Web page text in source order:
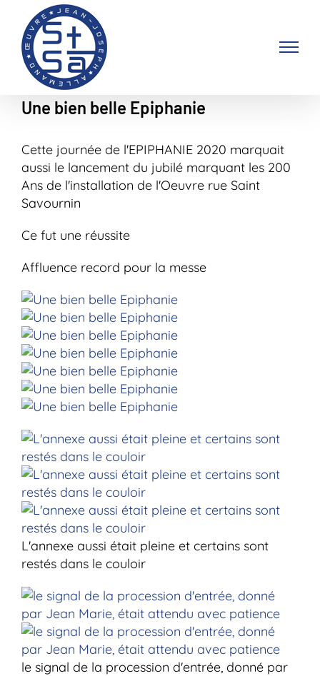
contenu
Une bien belle Epiphanie
Cette journée de l'EPIPHANIE 2020 marquait
aussi le lancement du jubilé marquant les 200
Ans de l'installation de l'Oeuvre rue Saint
Savournin
Ce fut une réussite
Affluence record pour la messe
L'annexe aussi était pleine et certains sont
restés dans le couloir
le signal de la procession d'entrée, donné par